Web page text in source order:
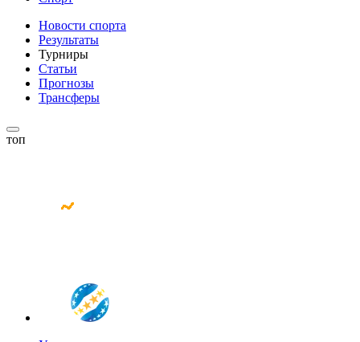
Новости спорта
Результаты
Турниры
Статьи
Прогнозы
Трансферы
топ